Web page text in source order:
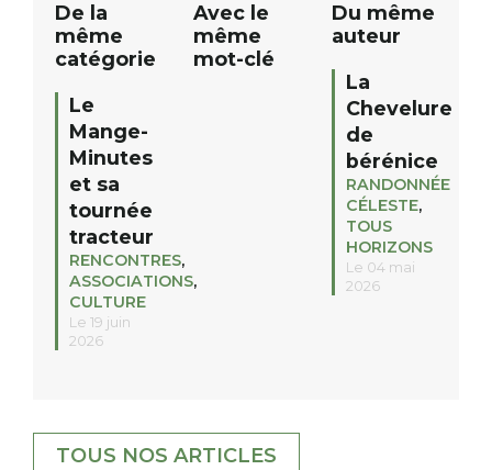
De la
même
catégorie
Le
Mange-
Minutes
et sa
tournée
tracteur
RENCONTRES,
ASSOCIATIONS,
CULTURE
Le 19 juin
2026
Avec le
même
mot-clé
Du même
auteur
La
Chevelure
de
bérénice
RANDONNÉE
CÉLESTE,
TOUS
HORIZONS
Le 04 mai
2026
TOUS NOS ARTICLES